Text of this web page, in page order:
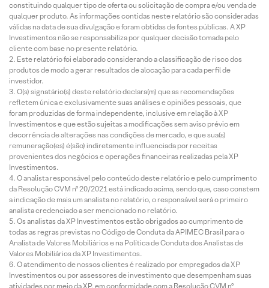
constituindo qualquer tipo de oferta ou solicitação de compra e/ou venda de
qualquer produto. As informações contidas neste relatório são consideradas
válidas na data de sua divulgação e foram obtidas de fontes públicas. A XP
Investimentos não se responsabiliza por qualquer decisão tomada pelo
cliente com base no presente relatório.
Este relatório foi elaborado considerando a classificação de risco dos
produtos de modo a gerar resultados de alocação para cada perfil de
investidor.
O(s) signatário(s) deste relatório declara(m) que as recomendações
refletem única e exclusivamente suas análises e opiniões pessoais, que
foram produzidas de forma independente, inclusive em relação à XP
Investimentos e que estão sujeitas a modificações sem aviso prévio em
decorrência de alterações nas condições de mercado, e que sua(s)
remuneração(es) é(são) indiretamente influenciada por receitas
provenientes dos negócios e operações financeiras realizadas pela XP
Investimentos.
O analista responsável pelo conteúdo deste relatório e pelo cumprimento
da Resolução CVM nº 20/2021 está indicado acima, sendo que, caso constem
a indicação de mais um analista no relatório, o responsável será o primeiro
analista credenciado a ser mencionado no relatório.
Os analistas da XP Investimentos estão obrigados ao cumprimento de
todas as regras previstas no Código de Conduta da APIMEC Brasil para o
Analista de Valores Mobiliários e na Política de Conduta dos Analistas de
Valores Mobiliários da XP Investimentos.
O atendimento de nossos clientes é realizado por empregados da XP
Investimentos ou por assessores de investimento que desempenham suas
atividades por meio da XP, em conformidade com a Resolução CVM nº